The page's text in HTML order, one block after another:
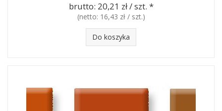
brutto: 20,21 zł / szt. *
(netto: 16,43 zł / szt.)
Do koszyka